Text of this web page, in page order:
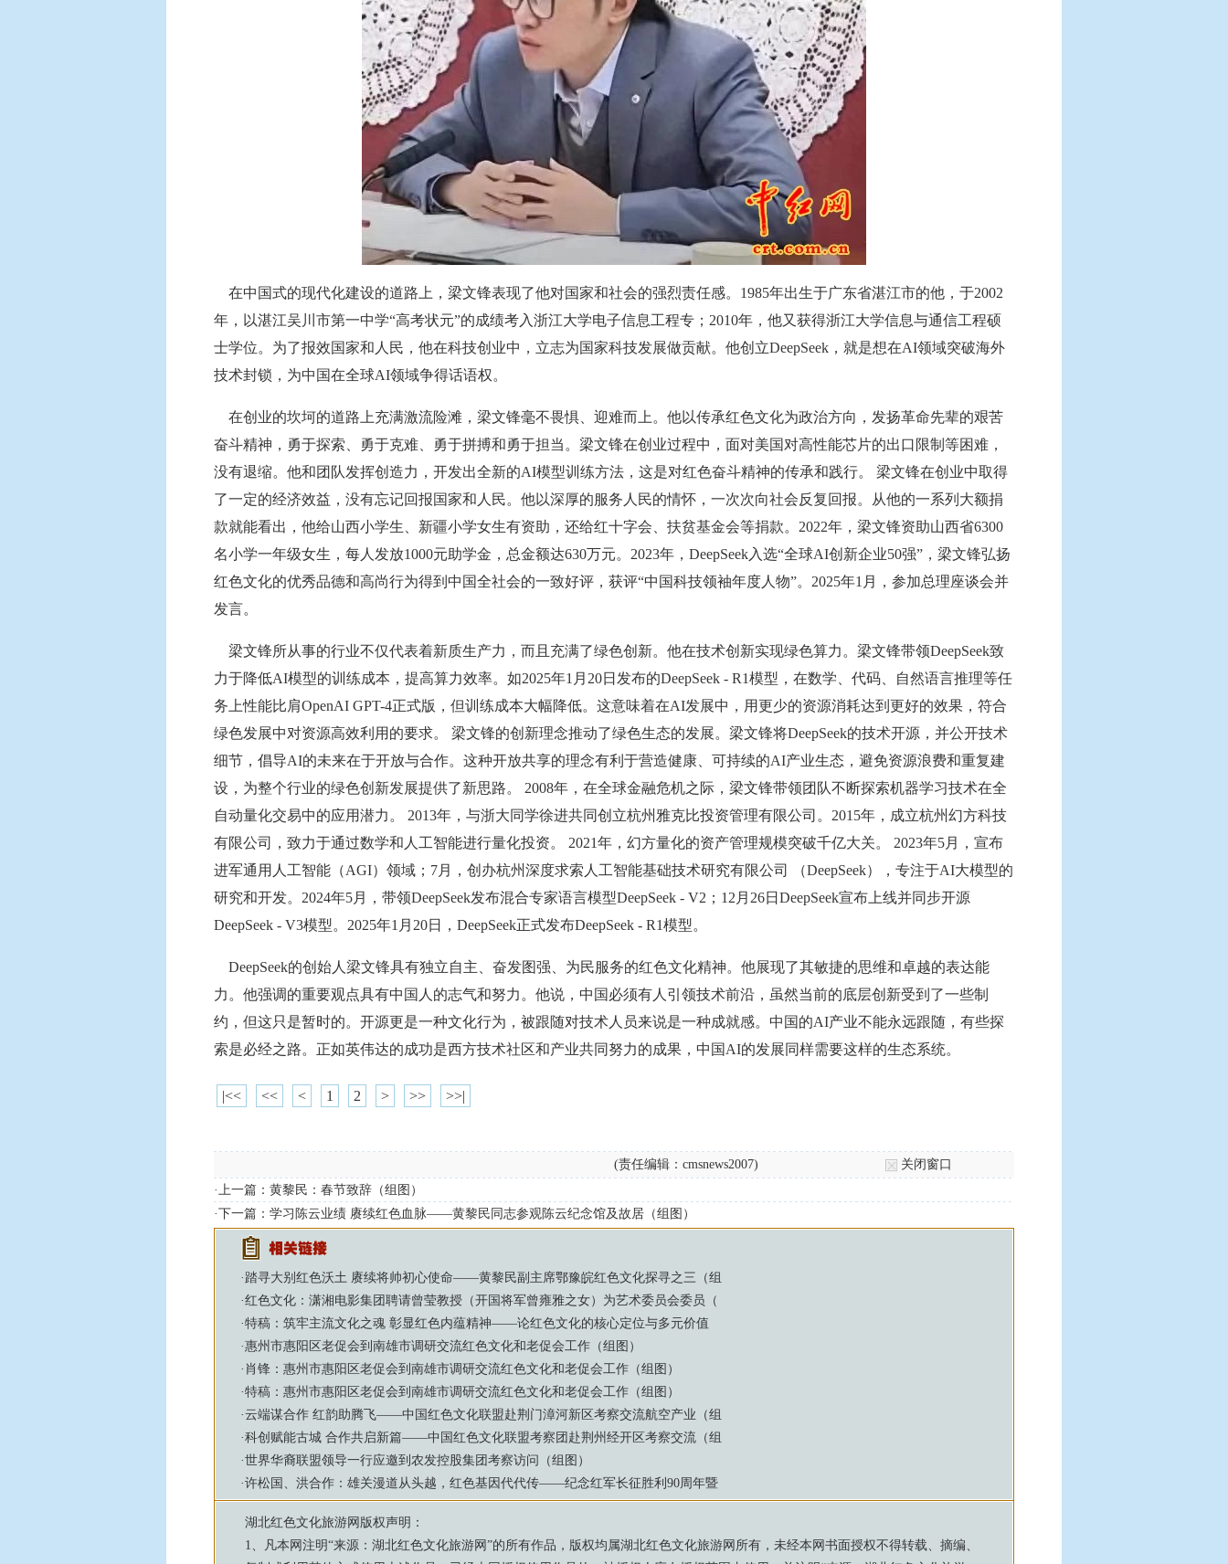
在中国式的现代化建设的道路上，梁文锋表现了他对国家和社会的强烈责任感。1985年出生于广东省湛江市的他，于2002
年，以湛江吴川市第一中学“高考状元”的成绩考入浙江大学电子信息工程专；2010年，他又获得浙江大学信息与通信工程硕
士学位。为了报效国家和人民，他在科技创业中，立志为国家科技发展做贡献。他创立DeepSeek，就是想在AI领域突破海外
技术封锁，为中国在全球AI领域争得话语权。
在创业的坎坷的道路上充满激流险滩，梁文锋毫不畏惧、迎难而上。他以传承红色文化为政治方向，发扬革命先辈的艰苦
奋斗精神，勇于探索、勇于克难、勇于拼搏和勇于担当。梁文锋在创业过程中，面对美国对高性能芯片的出口限制等困难，
没有退缩。他和团队发挥创造力，开发出全新的AI模型训练方法，这是对红色奋斗精神的传承和践行。 梁文锋在创业中取得
了一定的经济效益，没有忘记回报国家和人民。他以深厚的服务人民的情怀，一次次向社会反复回报。从他的一系列大额捐
款就能看出，他给山西小学生、新疆小学女生有资助，还给红十字会、扶贫基金会等捐款。2022年，梁文锋资助山西省6300
名小学一年级女生，每人发放1000元助学金，总金额达630万元。2023年，DeepSeek入选“全球AI创新企业50强”，梁文锋弘扬
红色文化的优秀品德和高尚行为得到中国全社会的一致好评，获评“中国科技领袖年度人物”。2025年1月，参加总理座谈会并
发言。
梁文锋所从事的行业不仅代表着新质生产力，而且充满了绿色创新。他在技术创新实现绿色算力。梁文锋带领DeepSeek致
力于降低AI模型的训练成本，提高算力效率。如2025年1月20日发布的DeepSeek - R1模型，在数学、代码、自然语言推理等任
务上性能比肩OpenAI GPT-4正式版，但训练成本大幅降低。这意味着在AI发展中，用更少的资源消耗达到更好的效果，符合
绿色发展中对资源高效利用的要求。 梁文锋的创新理念推动了绿色生态的发展。梁文锋将DeepSeek的技术开源，并公开技术
细节，倡导AI的未来在于开放与合作。这种开放共享的理念有利于营造健康、可持续的AI产业生态，避免资源浪费和重复建
设，为整个行业的绿色创新发展提供了新思路。 2008年，在全球金融危机之际，梁文锋带领团队不断探索机器学习技术在全
自动量化交易中的应用潜力。 2013年，与浙大同学徐进共同创立杭州雅克比投资管理有限公司。2015年，成立杭州幻方科技
有限公司，致力于通过数学和人工智能进行量化投资。 2021年，幻方量化的资产管理规模突破千亿大关。 2023年5月，宣布
进军通用人工智能（AGI）领域；7月，创办杭州深度求索人工智能基础技术研究有限公司 （DeepSeek），专注于AI大模型的
研究和开发。2024年5月，带领DeepSeek发布混合专家语言模型DeepSeek - V2；12月26日DeepSeek宣布上线并同步开源
DeepSeek - V3模型。2025年1月20日，DeepSeek正式发布DeepSeek - R1模型。
DeepSeek的创始人梁文锋具有独立自主、奋发图强、为民服务的红色文化精神。他展现了其敏捷的思维和卓越的表达能
力。他强调的重要观点具有中国人的志气和努力。他说，中国必须有人引领技术前沿，虽然当前的底层创新受到了一些制
约，但这只是暂时的。开源更是一种文化行为，被跟随对技术人员来说是一种成就感。中国的AI产业不能永远跟随，有些探
索是必经之路。正如英伟达的成功是西方技术社区和产业共同努力的成果，中国AI的发展同样需要这样的生态系统。
|<< << < 1 2 > >> >>|
(责任编辑：cmsnews2007)
关闭窗口
·上一篇： 黄黎民：春节致辞（组图）
·下一篇： 学习陈云业绩 赓续红色血脉——黄黎民同志参观陈云纪念馆及故居（组图）
· 踏寻大别红色沃土 赓续将帅初心使命——黄黎民副主席鄂豫皖红色文化探寻之三（组
·红色文化：潇湘电影集团聘请曾莹教授（开国将军曾雍雅之女）为艺术委员会委员（
·特稿：筑牢主流文化之魂 彰显红色内蕴精神——论红色文化的核心定位与多元价值
·惠州市惠阳区老促会到南雄市调研交流红色文化和老促会工作（组图）
· 肖锋：惠州市惠阳区老促会到南雄市调研交流红色文化和老促会工作（组图）
·特稿：惠州市惠阳区老促会到南雄市调研交流红色文化和老促会工作（组图）
·云端谋合作 红韵助腾飞——中国红色文化联盟赴荆门漳河新区考察交流航空产业（组
·科创赋能古城 合作共启新篇——中国红色文化联盟考察团赴荆州经开区考察交流（组
·世界华裔联盟领导一行应邀到农发控股集团考察访问（组图）
·许松国、洪合作：雄关漫道从头越，红色基因代代传——纪念红军长征胜利90周年暨
湖北红色文化旅游网 版权声明：
1、凡本网注明“来源： 湖北红色文化旅游网 ”的所有作品，版权均属湖北红色文化旅游网 所有，未经本网书面授权不得转载、摘编、